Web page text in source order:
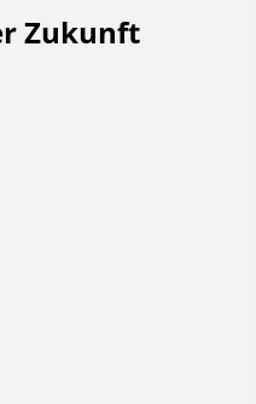
Zukunft